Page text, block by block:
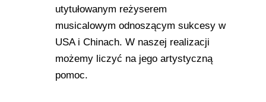
utytułowanym reżyserem
musicalowym odnoszącym sukcesy w
USA i Chinach. W naszej realizacji
możemy liczyć na jego artystyczną
pomoc.